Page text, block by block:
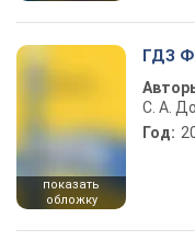
показать
обложку
ГДЗ
С. А.
Год: